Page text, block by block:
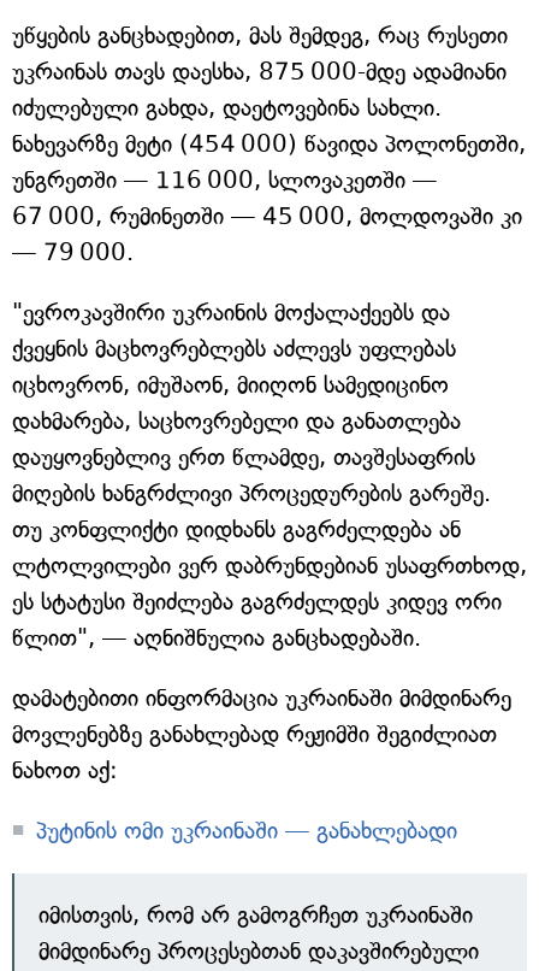
უწყების განცხადებით, მას შემდეგ, რაც რუსეთი
უკრაინას თავს დაესხა, 875 000-მდე ადამიანი
იძულებული გახდა, დაეტოვებინა სახლი.
ნახევარზე მეტი (454 000) წავიდა პოლონეთში,
უნგრეთში — 116 000, სლოვაკეთში —
67 000, რუმინეთში — 45 000, მოლდოვაში კი
— 79 000.
"ევროკავშირი უკრაინის მოქალაქეებს და
ქვეყნის მაცხოვრებლებს აძლევს უფლებას
იცხოვრონ, იმუშაონ, მიიღონ სამედიცინო
დახმარება, საცხოვრებელი და განათლება
დაუყოვნებლივ ერთ წლამდე, თავშესაფრის
მიღების ხანგრძლივი პროცედურების გარეშე.
თუ კონფლიქტი დიდხანს გაგრძელდება ან
ლტოლვილები ვერ დაბრუნდებიან უსაფრთხოდ,
ეს სტატუსი შეიძლება გაგრძელდეს კიდევ ორი
წლით", — აღნიშნულია განცხადებაში.
დამატებითი ინფორმაცია უკრაინაში მიმდინარე
მოვლენებზე განახლებად რეჟიმში შეგიძლიათ
ნახოთ აქ:
პუტინის ომი უკრაინაში — განახლებადი
იმისთვის, რომ არ გამოგრჩეთ უკრაინაში
მიმდინარე პროცესებთან დაკავშირებული